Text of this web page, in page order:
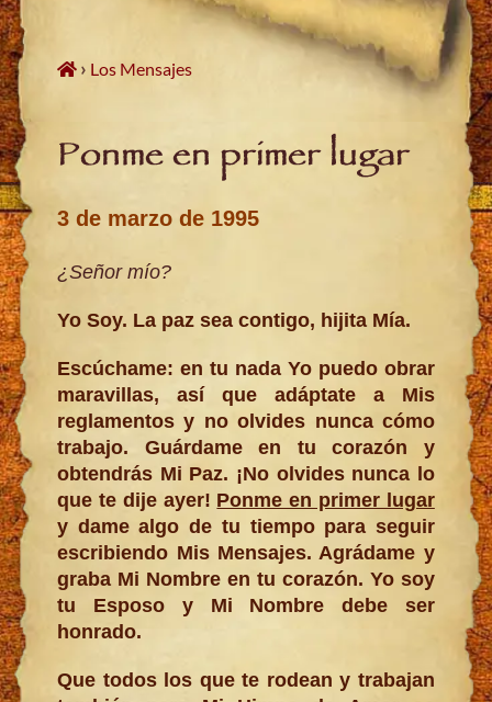
to
content
› Los Mensajes
Ponme en primer lugar
3 de marzo de 1995
¿Señor mío?
Yo Soy. La paz sea contigo, hijita Mía.
Escúchame: en tu nada Yo puedo obrar
maravillas, así que adáptate a Mis
reglamentos y no olvides nunca cómo
trabajo. Guárdame en tu corazón y
obtendrás Mi Paz. ¡No olvides nunca lo
que te dije ayer! Ponme en primer lugar
y dame algo de tu tiempo para seguir
escribiendo Mis Mensajes. Agrádame y
graba Mi Nombre en tu corazón. Yo soy
tu Esposo y Mi Nombre debe ser
honrado.
Que todos los que te rodean y trabajan